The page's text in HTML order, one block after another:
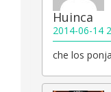
Huinca
2014-06-14
che los